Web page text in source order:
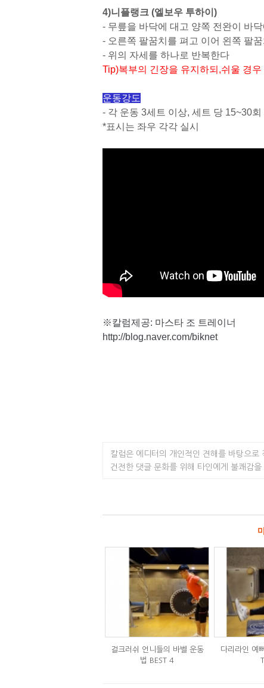
4)니플랭크 (엘보우 투하이 )
- 무릎을 바닥에 대고 양쪽 전완이 바
- 오른쪽 팔꿈치를 펴고 이어 왼쪽 팔
- 위의 자세를 하나로 반복한다
Tip)복부의 긴장을 유지하되,쉬울 경
운동강도
- 각 운동 3세트 이상, 세트 당 15~30회
*표시는 좌우 각각 실시
※칼럼제공: 마스타 조 트레이너
http://blog.naver.com/biknet
칼럼은 에디터의 개인적인 견해를 바탕으로
건전한 댓글 문화를 위해 타인에게 불쾌감을
걸크러쉬 언니들의 바벨 운동
법 BEST 4
다리라인 예